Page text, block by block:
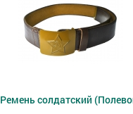
Ремень солдатский